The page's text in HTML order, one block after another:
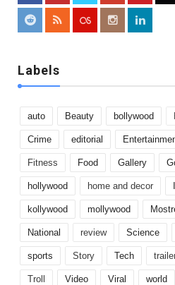
Labels
auto Beauty bollywood
Crime editorial
Fitness Food Gallery
hollywood home and decor
kollywood mollywood
National review Science
sports Story Tech
Troll Video Viral world